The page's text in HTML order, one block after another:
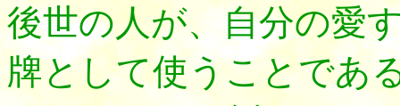
後世の人が、自分の愛
牌として使うことであ